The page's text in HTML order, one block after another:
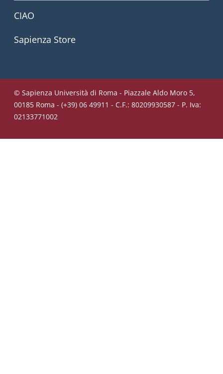
CIAO
Sapienza Store
© Sapienza Università di Roma - Piazzale Aldo Moro 5,
00185 Roma - (+39) 06 49911 - C.F.: 80209930587 - P. Iva:
02133771002